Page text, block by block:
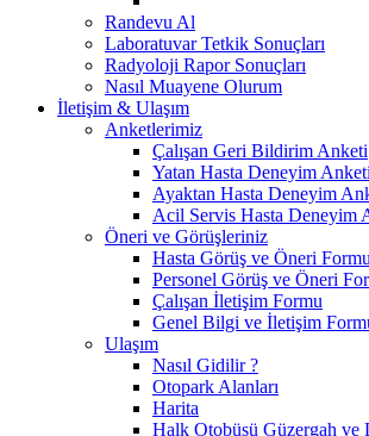
Randevu Al
Laboratuvar Tetkik Sonuçları
Radyoloji Rapor Sonuçları
Nasıl Muayene Olurum
İletişim & Ulaşım
Anketlerimiz
Çalışan Geri Bildirim Anketi
Yatan Hasta Deneyim Anketi
Ayaktan Hasta Deneyim
Acil Servis Hasta Deneyim
Öneri ve Görüşleriniz
Hasta Görüş ve Öneri Formu
Personel Görüş ve Öneri
Çalışan İletişim Formu
Genel Bilgi ve İletişim
Ulaşım
Nasıl Gidilir ?
Otopark Alanları
Harita
Halk Otobüsü Güzergah